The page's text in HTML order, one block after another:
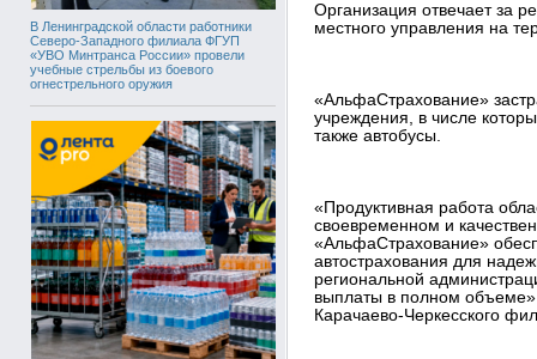
В Ленинградской области работники
Северо-Западного филиала ФГУП
«УВО Минтранса России» провели
учебные стрельбы из боевого
огнестрельного оружия
Организация отвечает за
местного управления на
«АльфаСтрахование»
учреждения, в числе
также автобусы.
«Продуктивная работа
своевременном и
«АльфаСтрахование»
автострахования для
региональной
выплаты в полном
Карачаево-Черкесского